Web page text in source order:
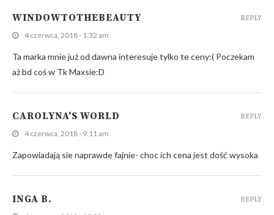
WINDOWTOTHEBEAUTY
4 czerwca, 2018 - 1:32 am
Ta marka mnie już od dawna interesuje tylko te ceny:( Poczekam
aż bd coś w Tk Maxsie:D
REPLY
CAROLYNA'S WORLD
4 czerwca, 2018 - 9:11 am
Zapowiadają sie naprawde fajnie- choc ich cena jest dość wysoka
REPLY
INGA B. REPLY